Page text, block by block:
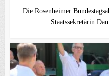
Die Rosenheimer
Staatssekretärin